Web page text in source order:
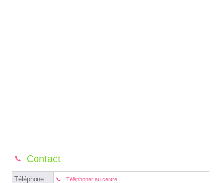
Contact
Téléphone Téléphoner au centre